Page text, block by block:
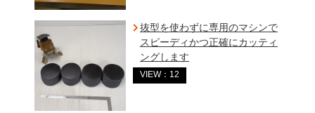
抜型を使わずに専用のマシンで
スピーディかつ正確にカッティ
ングします
VIEW：12